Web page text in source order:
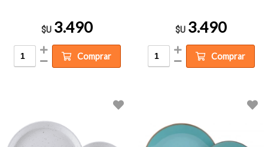
$U 3.490
Comprar
$U 3.490
Comprar